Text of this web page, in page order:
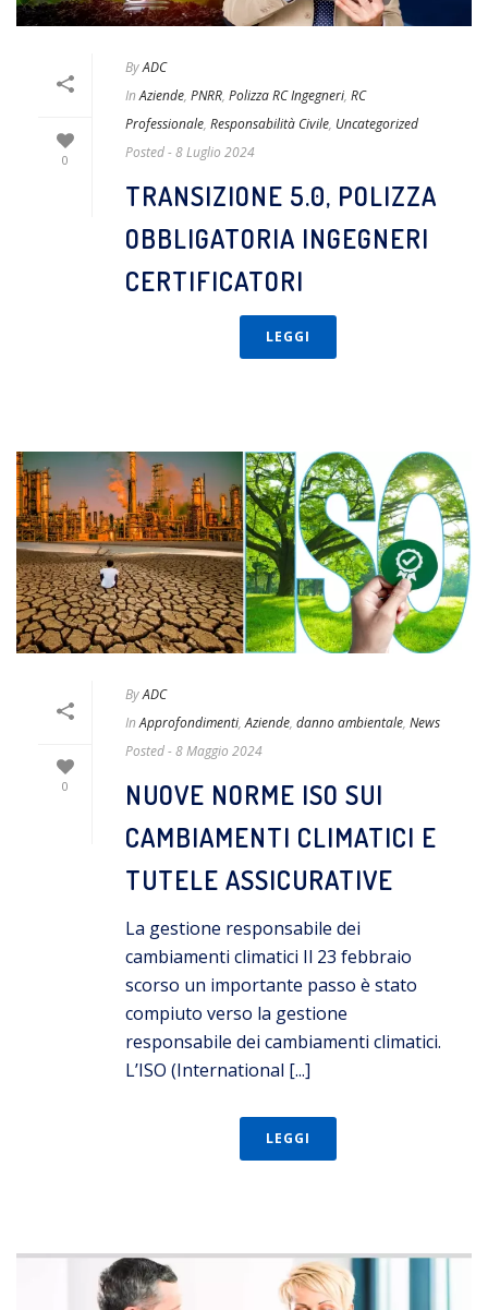
0
ByADC
In Aziende, PNRR, Polizza RC Ingegneri, RC
Professionale, Responsabilità Civile, Uncategorized
Posted- 8 Luglio 2024
TRANSIZIONE 5.0, POLIZZA
OBBLIGATORIA INGEGNERI
CERTIFICATORI
LEGGI
0
ByADC
In Approfondimenti,Aziende, danno ambientale, News
Posted- 8 Maggio 2024
NUOVE NORME ISO SUI
CAMBIAMENTI CLIMATICI E
TUTELE ASSICURATIVE
La gestione responsabile dei
cambiamenti climatici Il 23 febbraio
scorso un importante passo è stato
compiuto verso la gestione
responsabile dei cambiamenti climatici.
L’ISO (International [...]
LEGGI